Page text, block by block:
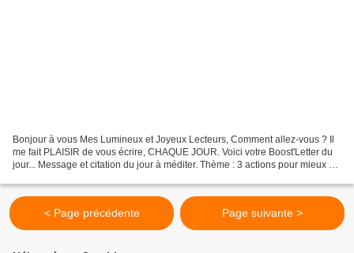
Bonjour à vous Mes Lumineux et Joyeux Lecteurs, Comment allez-vous ? Il
me fait PLAISIR de vous écrire, CHAQUE JOUR. Voici votre Boost'Letter du
jour... Message et citation du jour à méditer. Thème : 3 actions pour mieux se
< Page précédente Page suivante >